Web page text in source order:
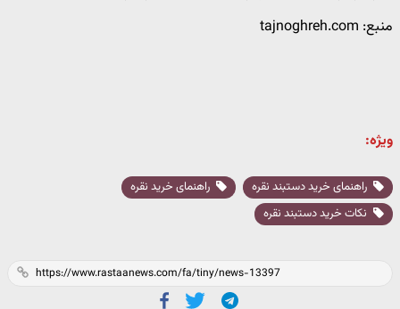
منبع: tajnoghreh.com
ویژه:
راهنمای خرید دستبند نقره
راهنمای خرید نقره
نکات خرید دستبند نقره